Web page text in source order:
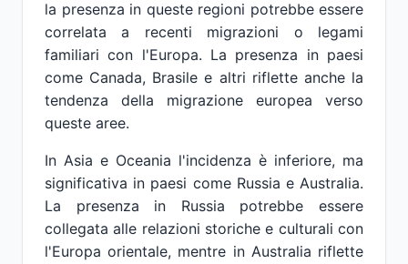
la presenza in queste regioni potrebbe essere
correlata a recenti migrazioni o legami
familiari con l'Europa. La presenza in paesi
come Canada, Brasile e altri riflette anche la
tendenza della migrazione europea verso
queste aree.
In Asia e Oceania l'incidenza è inferiore, ma
significativa in paesi come Russia e Australia.
La presenza in Russia potrebbe essere
collegata alle relazioni storiche e culturali con
l'Europa orientale, mentre in Australia riflette